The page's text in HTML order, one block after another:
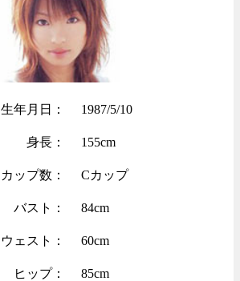
生年月日： 1987/5/10
身長： 155cm
カップ数： Cカップ
バスト： 84cm
ウェスト： 60cm
ヒップ： 85cm